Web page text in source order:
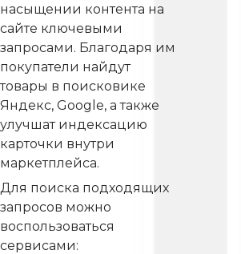
насыщении контента на
сайте ключевыми
запросами. Благодаря им
покупатели найдут
товары в поисковике
Яндекс, Google, а также
улучшат индексацию
карточки внутри
маркетплейса.
Для поиска подходящих
запросов можно
воспользоваться
сервисами: